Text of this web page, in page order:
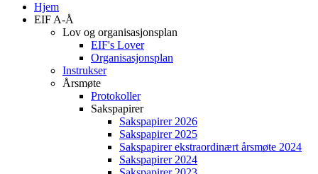
Hjem
EIF A-Å
Lov og organisasjonsplan
EIF's Lover
Organisasjonsplan
Instrukser
Årsmøte
Protokoller
Sakspapirer
Sakspapirer 2026
Sakspapirer 2025
Sakspapirer ekstraordinært årsmøte 2024
Sakspapirer 2024